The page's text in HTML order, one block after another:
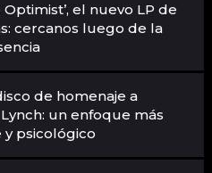
el nuevo LP de
cercanos luego de la
de homenaje a
Lynch: un enfoque más
psicológico